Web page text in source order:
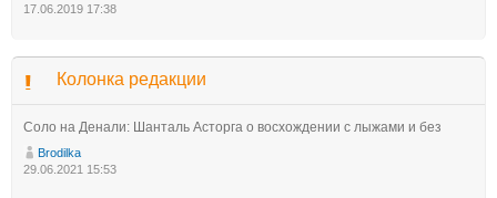
17.06.2019 17:38
Колонка редакции
Соло на Денали: Шанталь Асторга о восхождении с лыжами и без
Brodilka
29.06.2021 15:53